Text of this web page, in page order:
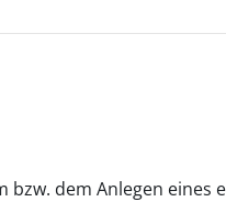
dem Anlegen